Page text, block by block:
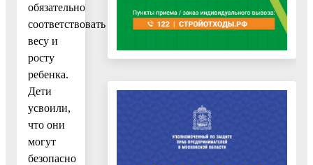
обязательно
соответствовать
весу и
росту
ребенка.
Дети
усвоили,
что они
могут
безопасно